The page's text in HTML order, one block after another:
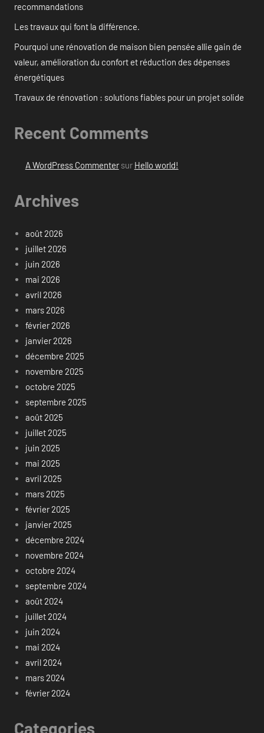
recommandations
Les travaux qui font la différence.
Pourquoi une rénovation de maison bien pensée allie gain de
valeur, amélioration du confort et réduction des dépenses
énergétiques
Travaux de rénovation : solutions fiables pour un projet solide
Recent Comments
A WordPress Commentersur Hello world!
Archives
août 2026
juillet 2026
juin 2026
mai 2026
avril 2026
mars 2026
février 2026
janvier 2026
décembre 2025
novembre 2025
octobre 2025
septembre 2025
août 2025
juillet 2025
juin 2025
mai 2025
avril 2025
mars 2025
février 2025
janvier 2025
décembre 2024
novembre 2024
octobre 2024
septembre 2024
août 2024
juillet 2024
juin 2024
mai 2024
avril 2024
mars 2024
février 2024
Categories